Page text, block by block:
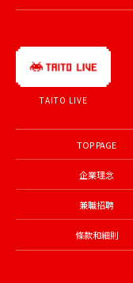
TAITO LIVE
TOP PAGE
企業理念
兼職招聘
條款和細則